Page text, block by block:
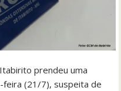
prendeu uma
(21/7), suspeita de